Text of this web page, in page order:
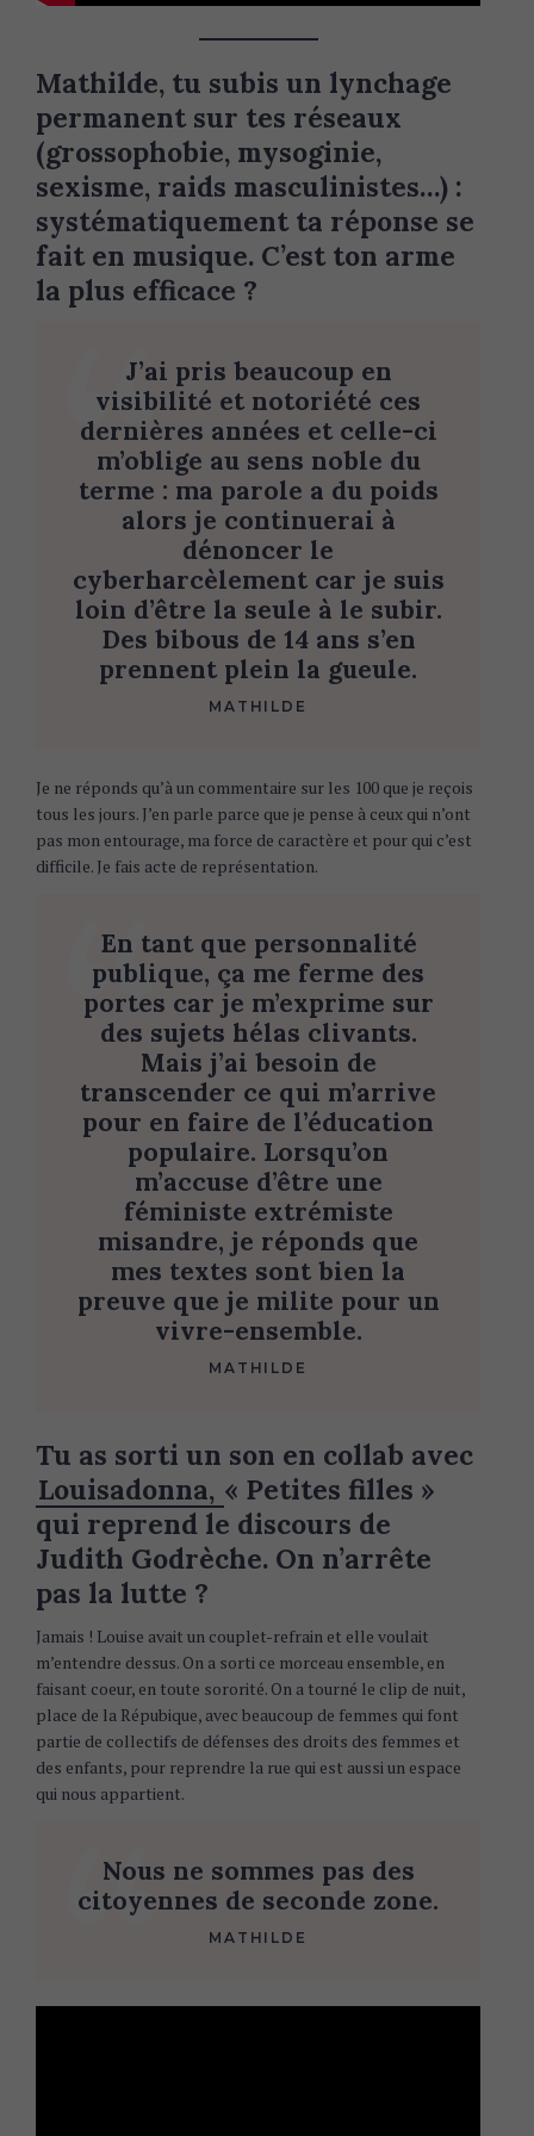
Mathilde, tu subis un lynchage
permanent sur tes réseaux
(grossophobie, mysoginie,
sexisme, raids masculinistes…) :
systématiquement ta réponse se
fait en musique. C’est ton arme
la plus efficace ?
J’ai pris beaucoup en
visibilité et notoriété ces
dernières années et celle-ci
m’oblige au sens noble du
terme : ma parole a du poids
alors je continuerai à
dénoncer le
cyberharcèlement car je suis
loin d’être la seule à le subir.
Des bibous de 14 ans s’en
prennent plein la gueule.
MATHILDE
Je ne réponds qu’à un commentaire sur les 100 que je reçois
tous les jours. J’en parle parce que je pense à ceux qui n’ont
pas mon entourage, ma force de caractère et pour qui c’est
difficile. Je fais acte de représentation.
En tant que personnalité
publique, ça me ferme des
portes car je m’exprime sur
des sujets hélas clivants.
Mais j’ai besoin de
transcender ce qui m’arrive
pour en faire de l’éducation
populaire. Lorsqu’on
m’accuse d’être une
féministe extrémiste
misandre, je réponds que
mes textes sont bien la
preuve que je milite pour un
vivre-ensemble.
MATHILDE
Tu as sorti un son en collab avec
Louisadonna, « Petites filles »
qui reprend le discours de
Judith Godrèche. On n’arrête
pas la lutte ?
Jamais ! Louise avait un couplet-refrain et elle voulait
m’entendre dessus. On a sorti ce morceau ensemble, en
faisant coeur, en toute sororité. On a tourné le clip de nuit,
place de la Répubique, avec beaucoup de femmes qui font
partie de collectifs de défenses des droits des femmes et
des enfants, pour reprendre la rue qui est aussi un espace
qui nous appartient.
Nous ne sommes pas des
citoyennes de seconde zone.
MATHILDE